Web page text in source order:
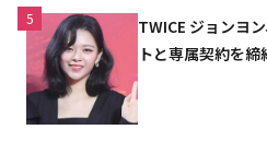
5
TWICE ジョンヨ
トと専属契約を